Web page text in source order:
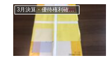
3月決算・優待権利確定銘柄